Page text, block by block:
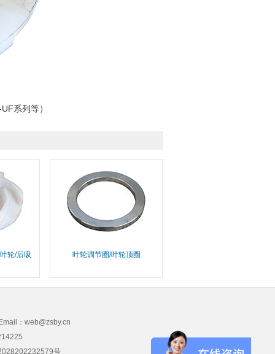
系列等）
轮/后吸 叶轮调节圈/叶轮顶圈
：web@zsby.cn
号